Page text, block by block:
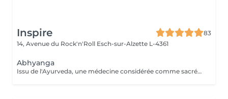
Inspire
83
14, Avenue du Rock'n'Roll Esch-sur-Alzette L-4361
Abhyanga
Issu de l'Ayurveda, une médecine considérée comme sacrée en Inde, le massage Abhyanga, pratiqué à l'huile de sésame Bio, agit sur l'énergie vitale. Il permet de réharmoniser et revitaliser le corps tout en apaisant l'esprit. Un excellent moyen pour retrouveréquilibre et sérénité.